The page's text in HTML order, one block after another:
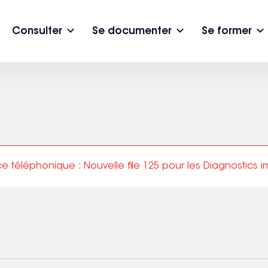
principale
Consulter Se documenter Se former
téléphonique : Nouvelle file 125 pour les Diagnostics